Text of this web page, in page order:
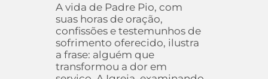
A vida de Padre Pio, com
suas horas de oração,
confissões e testemunhos de
sofrimento oferecido, ilustra
a frase: alguém que
transformou a dor em